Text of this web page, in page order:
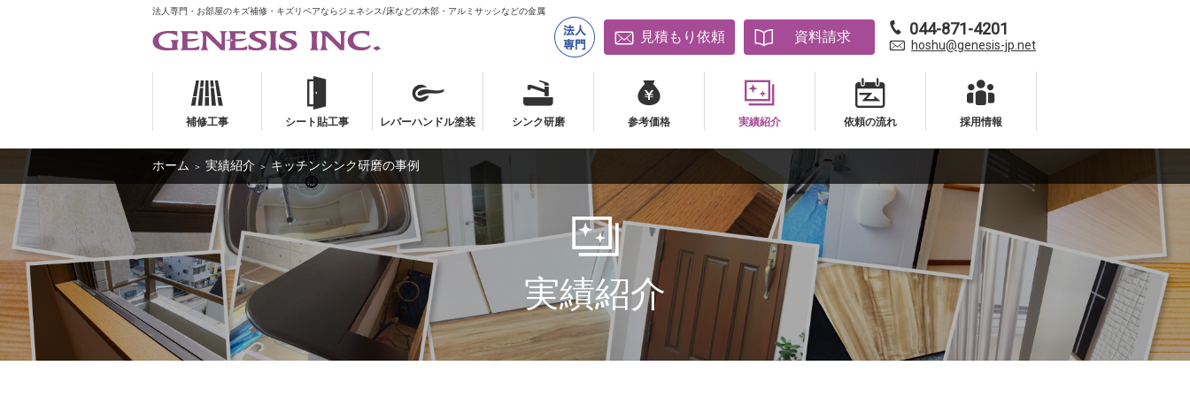
法人専門・お部屋のキズ補修・キズリペアならジェネシス/床などの木部・アルミサッシなどの金属
見積もり依頼 資料請求 044-871-4201
hoshu@genesis-jp.net
補修工事
補修工事
シート貼工事
シート貼工事
レバーハンドル塗装
レバーハンドル塗装
シンク研磨
シンク研磨
参考価格
参考価格
実績紹介
実績紹介
依頼の流れ
依頼の流れ
採用情報
採用情報
ホーム ＞ 実績紹介 ＞ キッチンシンク研磨の事例
実績紹介